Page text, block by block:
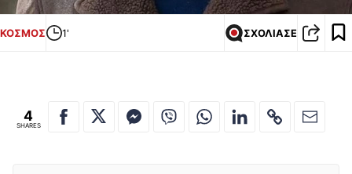
ΚΟΣΜΟΣ 1' ΣΧΟΛΙΑΣΕ
4
SHARES